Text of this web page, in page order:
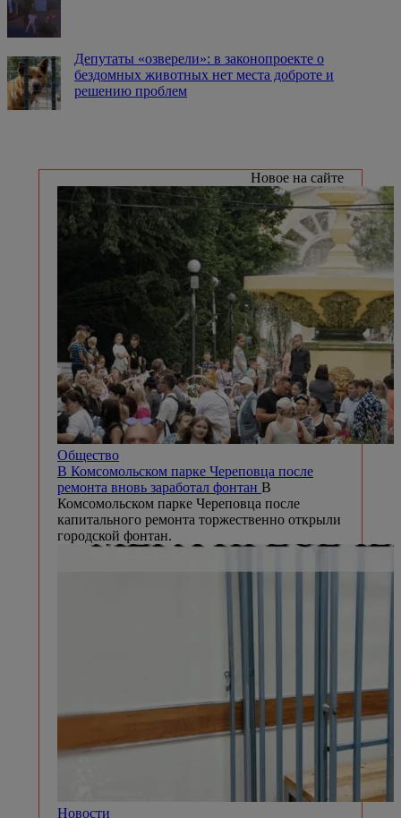
Депутаты «озверели»: в законопроекте о
бездомных животных нет места доброте и
решению проблем
Новое на сайте
Общество
В Комсомольском парке Череповца после
ремонта вновь заработал фонтан В
Комсомольском парке Череповца после
капитального ремонта торжественно открыли
городской фонтан.
Новости